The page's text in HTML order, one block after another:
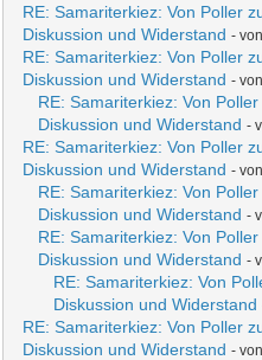
RE: Samariterkiez: Von Poller
Diskussion und Widerstand -
RE: Samariterkiez: Von Poller
Diskussion und Widerstand -
RE: Samariterkiez: Von
Diskussion und Widerstand -
RE: Samariterkiez: Von Poller
Diskussion und Widerstand - von
RE: Samariterkiez: Von
Diskussion und Widerstand -
RE: Samariterkiez: Von
Diskussion und Widerstand -
RE: Samariterkiez: Von
Diskussion und Widerstand
RE: Samariterkiez: Von Poller
Diskussion und Widerstand -